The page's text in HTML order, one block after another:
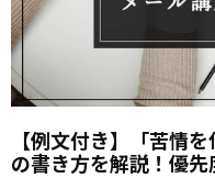
【例文付き】「苦情
の書き方を解説！優